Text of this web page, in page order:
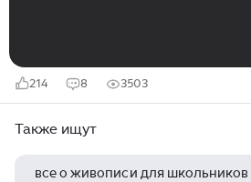
214 8 3503
Также ищут
все о живописи для школьников